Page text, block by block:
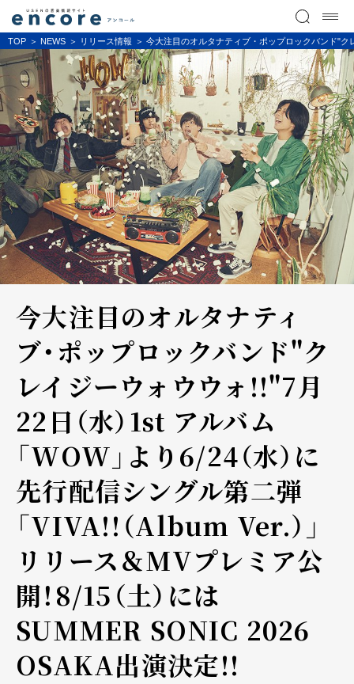
TOP NEWS リリース情報 今大注目のオルタナティブ・ポップロックバンド"ク
今大注目のオルタナティ
ブ・ポップロックバンド"ク
レイジーウォウウォ!!"7月
22日（水）1st アルバム
「WOW」より6/24（水）に
先行配信シングル第二弾
「VIVA!!（Album Ver.）」
リリース＆MVプレミア公
開！8/15（土）には
SUMMER SONIC 2026
OSAKA出演決定!!